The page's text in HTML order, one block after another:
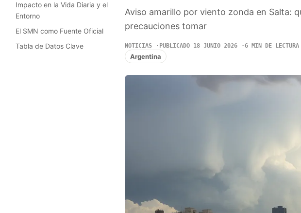
Impacto en la Vida Diaria y el
Entorno
El SMN como Fuente Oficial
Tabla de Datos Clave
Aviso amarillo por viento zonda en Salta:
precauciones tomar
NOTICIAS PUBLICADO 18 JUNIO 2026 6 MIN DE LECTURA
Argentina